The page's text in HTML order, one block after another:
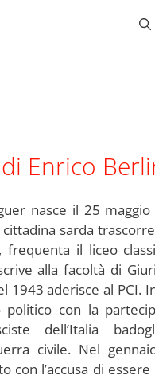
Enrico
nasce il 25
cittadina sarda
frequenta il liceo
alla facoltà di
1943 aderisce al PCI.
politico con la
dell’Italia
civile. Nel
con l’accusa di